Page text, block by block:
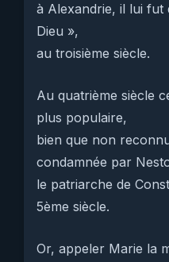
à Alexandrie, il lui fut
Dieu »,
au troisième siècle.
Au quatrième siècle
plus populaire,
bien que non
condamnée par
le patriarche de
5ème siècle.
Or, appeler Marie la